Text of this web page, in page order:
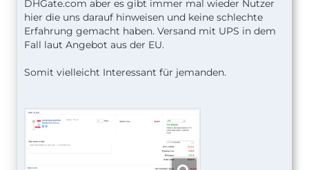
DHGate.com aber es gibt immer mal wieder Nutzer
hier die uns darauf hinweisen und keine schlechte
Erfahrung gemacht haben. Versand mit UPS in dem
Fall laut Angebot aus der EU.
Somit vielleicht Interessant für jemanden.